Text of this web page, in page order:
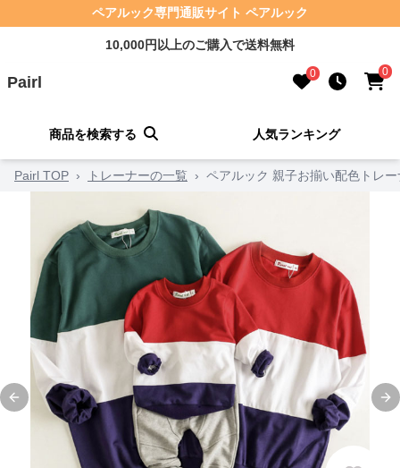
ペアルック専門通販サイト ペアルック
10,000円以上のご購入で送料無料
Pairl 0 0
商品を検索する 人気ランキング
Pairl TOP › トレーナーの一覧 › ペアルック 親子お揃い配色トレ
Previous slide